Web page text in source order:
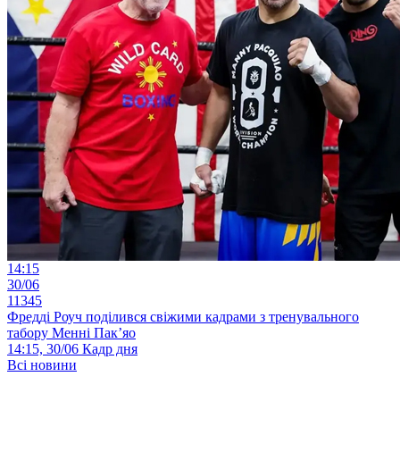
14:15
30/06
11345
Фредді Роуч поділився свіжими кадрами з тренувального
табору Менні Пак’яо
14:15, 30/06 Кадр дня
Всі новини